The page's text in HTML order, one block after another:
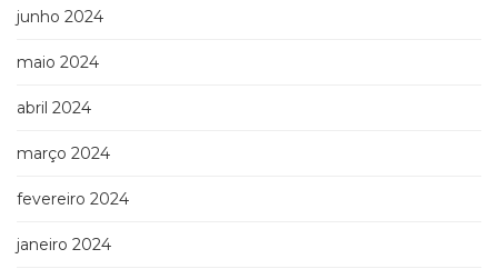
junho 2024
maio 2024
abril 2024
março 2024
fevereiro 2024
janeiro 2024